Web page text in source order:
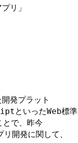
リ」
発プラット
といったWeb標準
とで、昨今
開発に関して、